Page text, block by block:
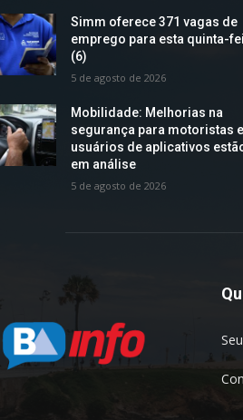
Simm oferece 371 vagas de
emprego para esta quinta-
(6)
5 de agosto de 2026
Mobilidade: Melhorias na
segurança para motoristas e
usuários de aplicativos
em análise
5 de agosto de 2026